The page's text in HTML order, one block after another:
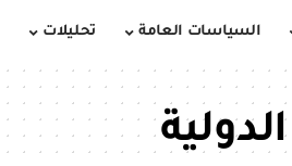
السياسات العامة تحليلات